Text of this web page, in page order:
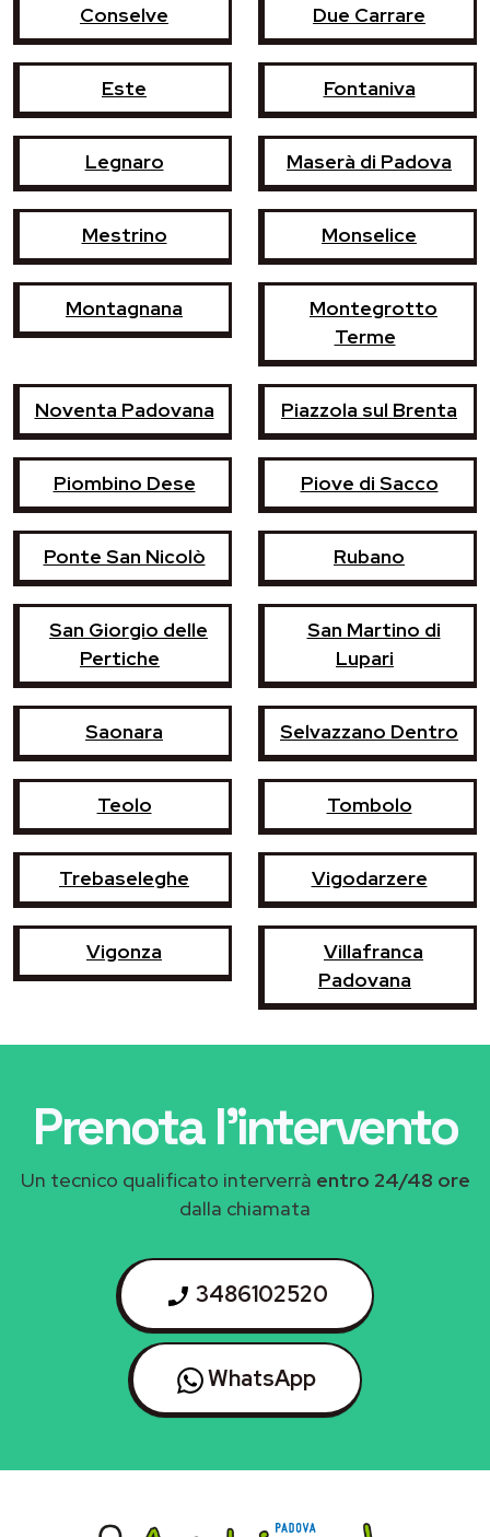
Conselve Due Carrare
Este Fontaniva
Legnaro Maserà di Padova
Mestrino Monselice
Montagnana
Montegrotto
Terme
Noventa Padovana Piazzola sul Brenta
Piombino Dese Piove di Sacco
Ponte San Nicolò Rubano
San Giorgio delle
Pertiche
San Martino di
Lupari
Saonara Selvazzano Dentro
Teolo Tombolo
Trebaseleghe Vigodarzere
Vigonza
Villafranca
Padovana
Prenota l'intervento
Un tecnico qualificato interverrà entro 24/48 ore
dalla chiamata
3486102520
WhatsApp